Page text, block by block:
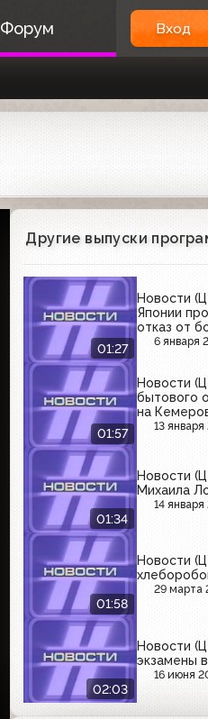
Форум Вход
Другие выпуски
01:27
Новости
Японии
отказ от
6 января
01:57
Новости
бытового
на
тканей
13
01:34
Новости
Михаила
14
01:58
Новости
29 марта
02:03
Новости
экзамены
16 июня